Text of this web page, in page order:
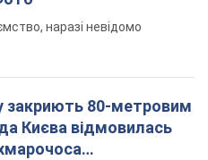
наразі невідомо
закриють 80-метровим
Києва відмовилась